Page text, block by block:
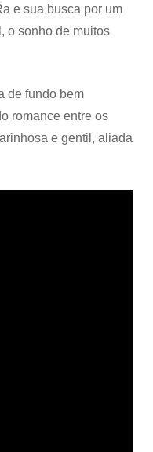
e sua busca por um
o sonho de muitos
de fundo bem
romance entre os
e gentil, aliada